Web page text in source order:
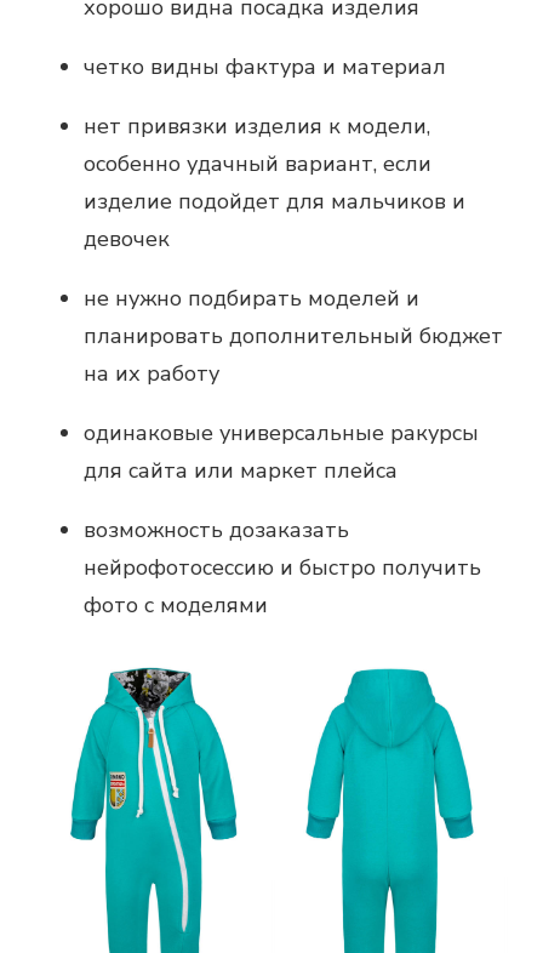
хорошо видна посадка изделия
четко видны фактура и материал
нет привязки изделия к модели,
особенно удачный вариант, если
изделие подойдет для мальчиков и
девочек
не нужно подбирать моделей и
планировать дополнительный бюджет
на их работу
одинаковые универсальные ракурсы
для сайта или маркет плейса
возможность дозаказать
нейрофотосессию и быстро получить
фото с моделями